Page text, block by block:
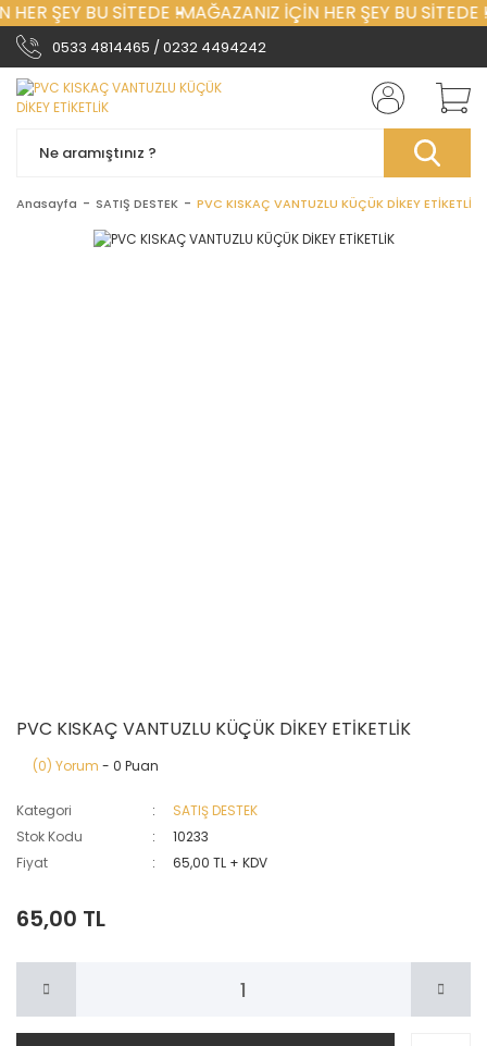
ŞEY BU SİTEDE !MAĞAZANIZ İÇİN HER ŞEY BU SİTEDE !
0533 4814465 / 0232 4494242
Anasayfa SATIŞ DESTEK PVC KISKAÇ VANTUZLU KÜÇÜK DİKEY ETİKETLİK
PVC KISKAÇ VANTUZLU KÜÇÜK DİKEY ETİKETLİK
(0) Yorum - 0 Puan
Kategori
SATIŞ DESTEK
Stok Kodu
10233
Fiyat
65,00 TL + KDV
65,00 TL